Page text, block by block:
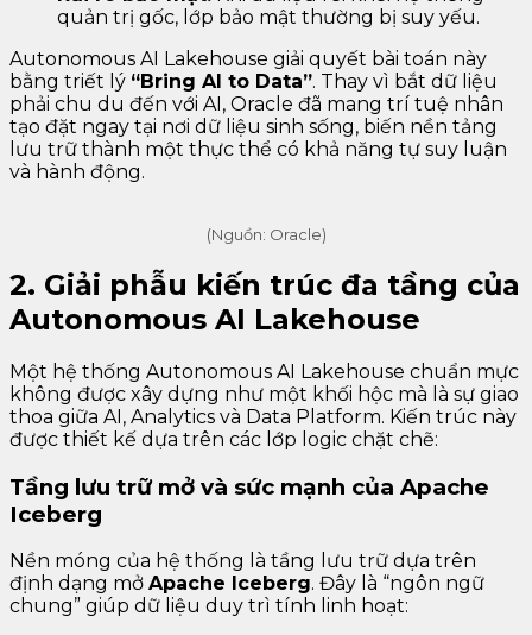
quản trị gốc, lớp bảo mật thường bị suy yếu.
Autonomous AI Lakehouse giải quyết bài toán này
bằng triết lý “Bring AI to Data”. Thay vì bắt dữ liệu
phải chu du đến với AI, Oracle đã mang trí tuệ nhân
tạo đặt ngay tại nơi dữ liệu sinh sống, biến nền tảng
lưu trữ thành một thực thể có khả năng tự suy luận
và hành động.
(Nguồn: Oracle)
2. Giải phẫu kiến trúc đa tầng của
Autonomous AI Lakehouse
Một hệ thống Autonomous AI Lakehouse chuẩn mực
không được xây dựng như một khối hộc mà là sự giao
thoa giữa AI, Analytics và Data Platform. Kiến trúc này
được thiết kế dựa trên các lớp logic chặt chẽ:
Tầng lưu trữ mở và sức mạnh của Apache
Iceberg
Nền móng của hệ thống là tầng lưu trữ dựa trên
định dạng mở Apache Iceberg. Đây là “ngôn ngữ
chung” giúp dữ liệu duy trì tính linh hoạt: